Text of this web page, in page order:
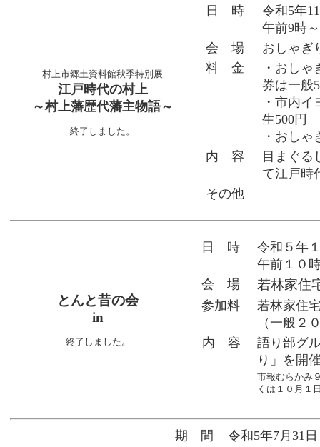
村上市郷土資料館秋季特別展
江戸時代の村上
～村上藩歴代藩主物語～
終了しました。
日 時
令和5年
午前9時
会 場
おしゃぎ
料 金
・おし
券は一般
・市内
生500円
・おし
内 容
目まぐる
て江戸時
その他
とんと昔の会
in
終了しました。
日 時
令和５年
午前１０
会 場
若林家住
参加料
若林家住
（一般２
内 容
語り部グ
り」を開
市報むらかみ
くは１０月１
期 間
令和5年7月31